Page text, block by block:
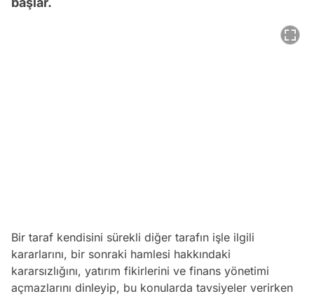
Bir taraf kendisini sürekli diğer tarafın işle ilgili
kararlarını, bir sonraki hamlesi hakkındaki
kararsızlığını, yatırım fikirlerini ve finans yönetimi
açmazlarını dinleyip, bu konularda tavsiyeler verirken